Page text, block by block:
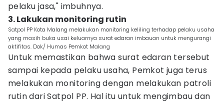
pelaku jasa," imbuhnya.
3. Lakukan monitoring rutin
Satpol PP Kota Malang melakukan monitoring keliling terhadap pelaku usaha
yang masih buka usai keluarnya surat edaran imbauan untuk mengurangi
aktifitas. Dok/ Humas Pemkot Malang
Untuk memastikan bahwa surat edaran tersebut
sampai kepada pelaku usaha, Pemkot juga terus
melakukan monitoring dengan melakukan patroli
rutin dari Satpol PP. Hal itu untuk mengimbau dan